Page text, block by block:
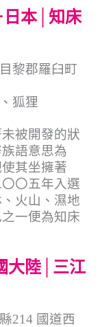
日本│知床
黎郡羅臼町
狐狸
被開發的狀
語意思為
其坐擁著
〇五年入選
火山、濕地
一便為知床
大陸│三江
214 國道西